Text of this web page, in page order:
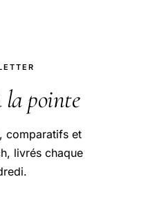
la pointe
comparatifs et
livrés chaque